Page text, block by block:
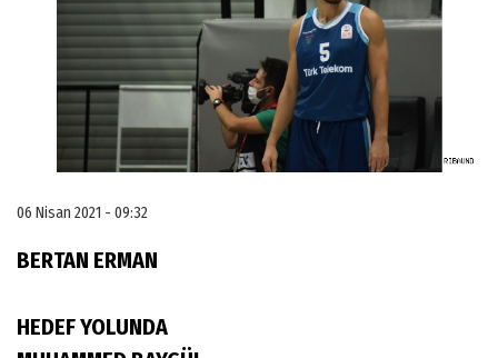
06 Nisan 2021 - 09:32
BERTAN ERMAN
HEDEF YOLUNDA